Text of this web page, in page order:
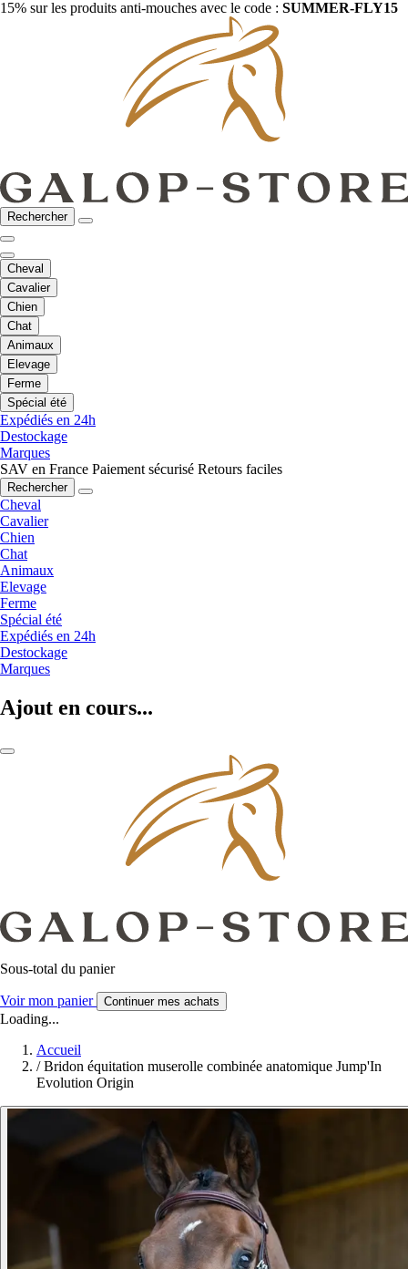
15% sur les produits anti-mouches avec le code : SUMMER-FLY15
Rechercher
Cheval
Cavalier
Chien
Chat
Animaux
Elevage
Ferme
Spécial été
Expédiés en 24h
Destockage
Marques
SAV en France Paiement sécurisé Retours faciles
Rechercher
Cheval
Cavalier
Chien
Chat
Animaux
Elevage
Ferme
Spécial été
Expédiés en 24h
Destockage
Marques
Ajout en cours...
Sous-total du panier
Voir mon panier Continuer mes achats
Loading...
Accueil
/ Bridon équitation muserolle combinée anatomique Jump'In
Evolution Origin